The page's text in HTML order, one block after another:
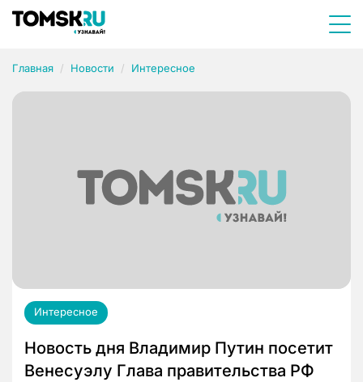
Главная Новости Интересное
Интересное
Новость дня Владимир Путин посетит
Венесуэлу Глава правительства РФ